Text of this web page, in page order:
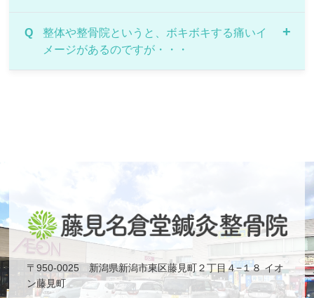
症状の原因である根本を改善していくためには、
約1～３ヶ月を目安とお考えください。
A
お着替えが必要な方には、施術着や短パンをご用
意しております。
Q
整体や整骨院というと、ボキボキする痛いイ
メージがあるのですが・・・
〒950-0025 新潟県新潟市東区藤見町２丁目４−１８ イオ
ン藤見町